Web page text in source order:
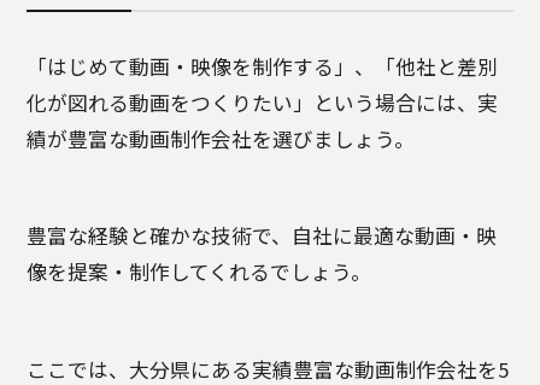
「はじめて動画・映像を制作する」、「他社と差別
化が図れる動画をつくりたい」という場合には、実
績が豊富な動画制作会社を選びましょう。
豊富な経験と確かな技術で、自社に最適な動画・映
像を提案・制作してくれるでしょう。
ここでは、大分県にある実績豊富な動画制作会社を5